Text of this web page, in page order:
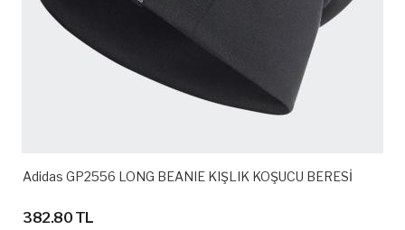
Adidas GP2556 LONG BEANIE KIŞLIK KOŞUCU BERESİ
382.80 TL